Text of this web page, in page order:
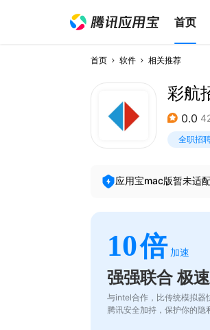
首页
首页 软件 相关推荐
彩航
0.0
全职招
应用宝mac版暂未适
10倍 加速
强强联合 极
与intel合作，比传统模拟器
腾讯安全加持，保护你的隐